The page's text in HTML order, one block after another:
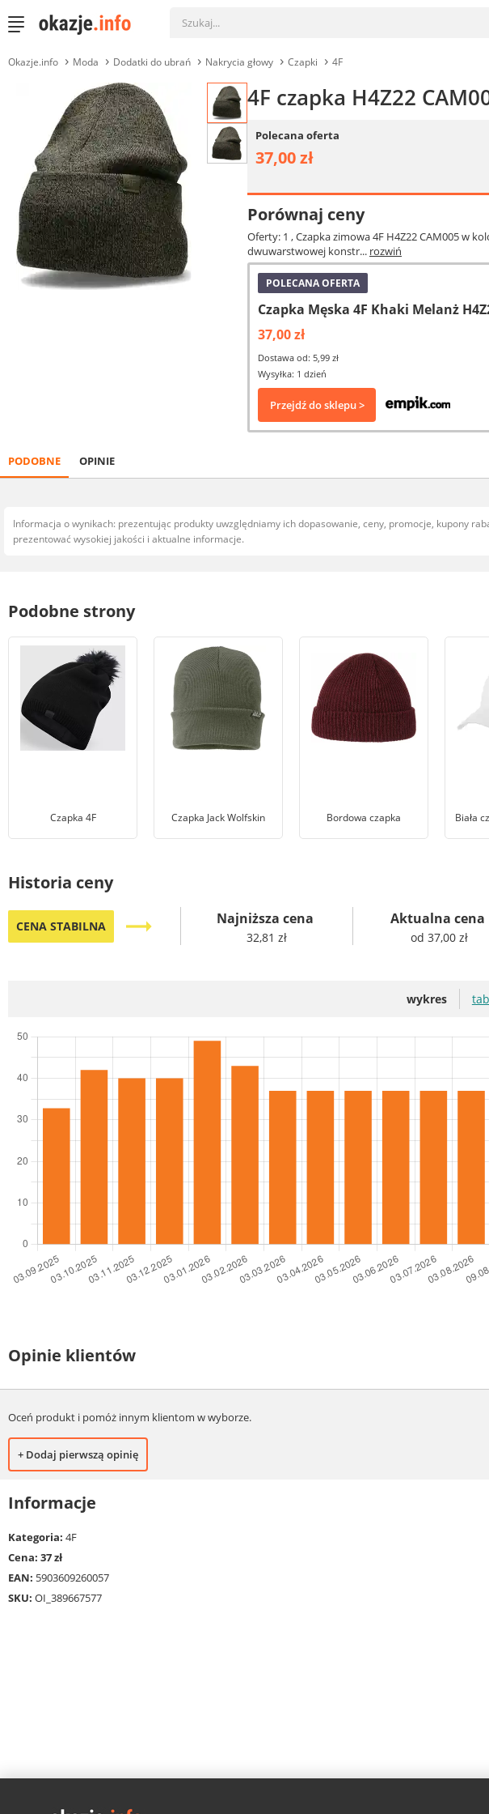
Okazje.info Moda Dodatki do ubrań Nakrycia głowy Czapki 4F
4F czapka H4Z22
Polecana oferta
37,00 zł
Porównaj ceny
Oferty: 1 , Czapka zimowa 4F H4Z22 CAM005 w
dwuwarstwowej konstr... rozwiń
POLECANA OFERTA
Czapka Męska 4F Khaki Melanż
37,00 zł
Dostawa od: 5,99 zł
Wysyłka: 1 dzień
Przejdź do sklepu >
PODOBNE OPINIE
Informacja o wynikach: prezentując produkty uwzględniamy ich dopasowanie, ceny, promocje, kupony
prezentować wysokiej jakości i aktualne informacje.
Podobne strony
Czapka 4F Czapka Jack Wolfskin Bordowa czapka Biała
Historia ceny
CENA STABILNA trending_flat Najniższa cena
32,81 zł
Aktualna cena
od 37,00 zł
wykres
Opinie klientów
Oceń produkt i pomóż innym klientom w wyborze.
+ Dodaj pierwszą opinię
Informacje
Kategoria: 4F
Cena: 37 zł
EAN: 5903609260057
SKU: OI_389667577